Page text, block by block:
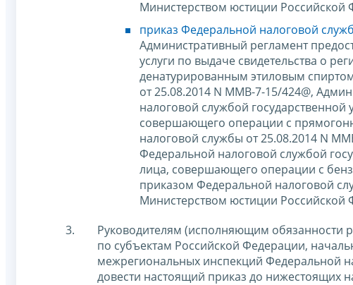
Министерством юстиции Российской
приказ Федеральной налоговой
Административный регламент
услуги по выдаче свидетельства о
денатурированным этиловым
от 25.08.2014 N ММВ-7-15/424@,
налоговой службой государственной
совершающего операции с
налоговой службы от 25.08.2014 N
Федеральной налоговой службой
лица, совершающего операции с
приказом Федеральной налоговой
Министерством юстиции Российской
Руководителям (исполняющим обязанности
по субъектам Российской Федерации,
межрегиональных инспекций Федеральной
довести настоящий приказ до нижестоящих